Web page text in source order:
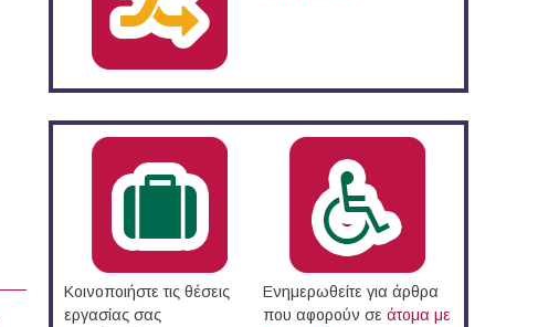
Κοινοποιήστε τις θέσεις
εργασίας σας
Ενημερωθείτε για άρθρα
που αφορούν σε άτομα με